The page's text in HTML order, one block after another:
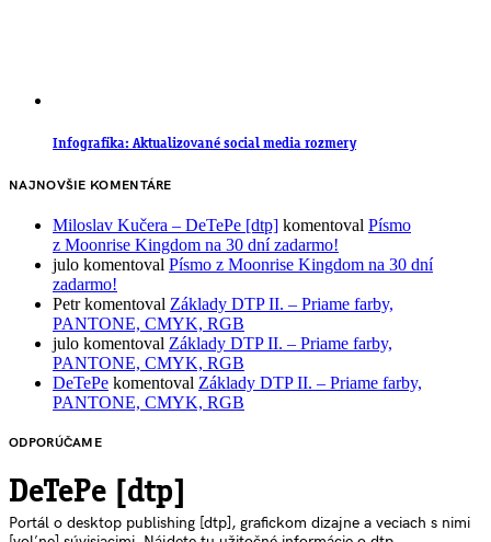
Infografika: Aktualizované social media rozmery
NAJNOVŠIE KOMENTÁRE
Miloslav Kučera – DeTePe [dtp] komentoval Písmo
z Moonrise Kingdom na 30 dní zadarmo!
julo komentoval Písmo z Moonrise Kingdom na 30 dní
zadarmo!
Petrkomentoval Základy DTP II. – Priame farby,
PANTONE, CMYK, RGB
julo komentoval Základy DTP II. – Priame farby,
PANTONE, CMYK, RGB
DeTePe komentoval Základy DTP II. – Priame farby,
PANTONE, CMYK, RGB
ODPORÚČAME
DeTePe [dtp]
Portál o desktop publishing [dtp], grafickom dizajne a veciach s nimi